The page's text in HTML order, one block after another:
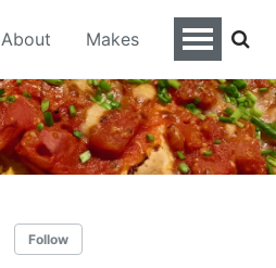
About Makes
Follow